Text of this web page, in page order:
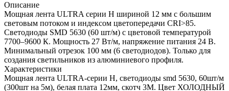
Описание
Мощная лента ULTRA серии H шириной 12 мм с большим
световым потоком и индексом цветопередачи CRI>85.
Светодиоды SMD 5630 (60 шт/м) с цветовой температурой
7700–9600 К. Мощность 27 Вт/м, напряжение питания 24 В.
Минимальный отрезок 100 мм (6 светодиодов). Только для
создания светильников из алюминиевого профиля.
Характеристики
Мощная лента ULTRA-серии H, светодиоды smd 5630, 60шт/м
(300шт на 5м), белая плата 12мм, скотч 3М. Цвет ХОЛОДНЫЙ